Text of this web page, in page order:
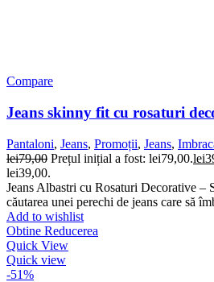
Compare
Jeans skinny fit cu rosaturi
Pantaloni, Jeans, Promoții, Jeans,
lei79,00 Prețul inițial a fost: lei79,00.lei
lei39,00.
Jeans Albastri cu Rosaturi Decorative –
căutarea unei perechi de jeans care să
Add to wishlist
Obtine Reducerea
Quick View
Quick view
-51%